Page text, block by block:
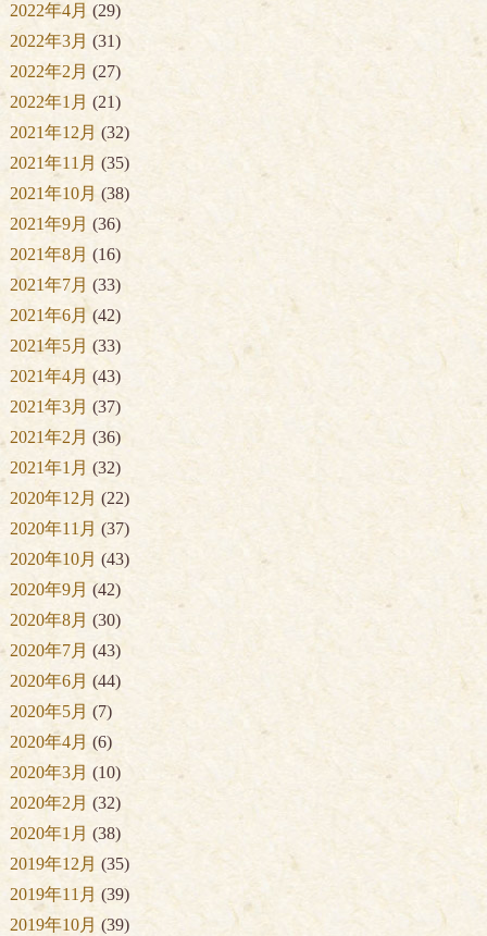
2022年4月 (29)
2022年3月 (31)
2022年2月 (27)
2022年1月 (21)
2021年12月 (32)
2021年11月 (35)
2021年10月 (38)
2021年9月 (36)
2021年8月 (16)
2021年7月 (33)
2021年6月(42)
2021年5月 (33)
2021年4月 (43)
2021年3月 (37)
2021年2月 (36)
2021年1月 (32)
2020年12月 (22)
2020年11月 (37)
2020年10月 (43)
2020年9月 (42)
2020年8月 (30)
2020年7月 (43)
2020年6月 (44)
2020年5月 (7)
2020年4月 (6)
2020年3月 (10)
2020年2月 (32)
2020年1月 (38)
2019年12月 (35)
2019年11月 (39)
2019年10月 (39)